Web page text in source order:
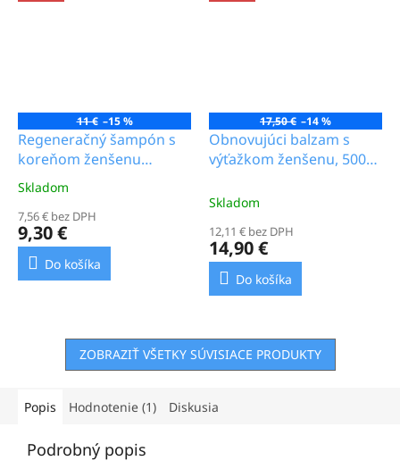
11 € –15 %
Regeneračný šampón s
koreňom ženšenu
EcoDeViva, 200ml_5.0b
Priemerné
produktu
je
4,8
Skladom
7,56 € bez DPH
9,30 €
Do košíka
17,50 € –14 %
Obnovujúci balzam s
výťažkom ženšenu, 500
Skladom
12,11 € bez DPH
14,90 €
Do košíka
ZOBRAZIŤ VŠETKY SÚVISIACE PRODUKTY
Popis Hodnotenie (1) Diskusia
Podrobný popis